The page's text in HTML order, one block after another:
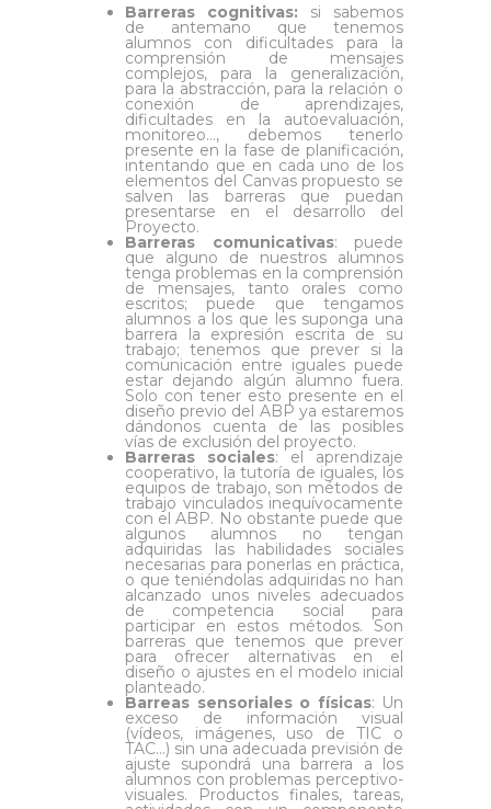
Barreras cognitivas: si sabemos
de antemano que tenemos
alumnos con dificultades para la
comprensión de mensajes
complejos, para la generalización,
para la abstracción, para la relación o
conexión de aprendizajes,
dificultades en la autoevaluación,
monitoreo…, debemos tenerlo
presente en la fase de planificación,
intentando que en cada uno de los
elementos del Canvas propuesto se
salven las barreras que puedan
presentarse en el desarrollo del
Proyecto.
Barreras comunicativas: puede
que alguno de nuestros alumnos
tenga problemas en la comprensión
de mensajes, tanto orales como
escritos; puede que tengamos
alumnos a los que les suponga una
barrera la expresión escrita de su
trabajo; tenemos que prever si la
comunicación entre iguales puede
estar dejando algún alumno fuera.
Solo con tener esto presente en el
diseño previo del ABP ya estaremos
dándonos cuenta de las posibles
vías de exclusión del proyecto.
Barreras sociales: el aprendizaje
cooperativo, la tutoría de iguales, los
equipos de trabajo, son métodos de
trabajo vinculados inequívocamente
con el ABP. No obstante puede que
algunos alumnos no tengan
adquiridas las habilidades sociales
necesarias para ponerlas en práctica,
o que teniéndolas adquiridas no han
alcanzado unos niveles adecuados
de competencia social para
participar en estos métodos. Son
barreras que tenemos que prever
para ofrecer alternativas en el
diseño o ajustes en el modelo inicial
planteado.
Barreas sensoriales o físicas: Un
exceso de información visual
(vídeos, imágenes, uso de TIC o
TAC…) sin una adecuada previsión de
ajuste supondrá una barrera a los
alumnos con problemas perceptivo-
visuales. Productos finales, tareas,